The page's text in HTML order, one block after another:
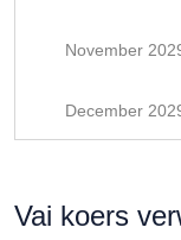
November
December
Vai koers